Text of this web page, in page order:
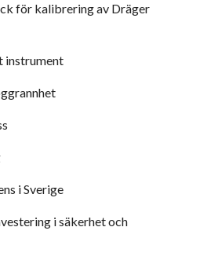
för kalibrering av Dräger
instrument
i Sverige
i säkerhet och